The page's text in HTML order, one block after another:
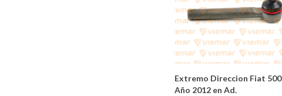
Extremo Direccion Fiat 500
Año 2012 en Ad.